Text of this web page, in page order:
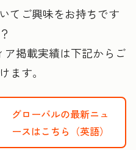
てご興味をお持ちです
掲載実績は下記からご
ます。
グローバルの最新ニュ
ースはこちら（英語）